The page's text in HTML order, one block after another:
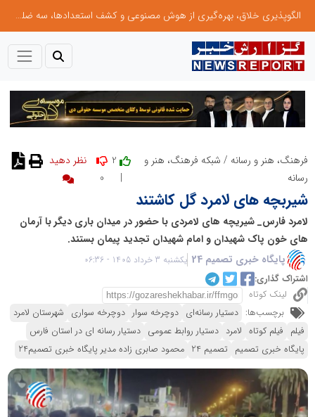
الگوپذیری خلاق، بهره‌گیری از هوش مصنوعی و کشف استعدادها، سه ضلع موفقیت جوانان کارآفرین
فرهنگ، هنر و رسانه / شبکه فرهنگ، هنر و
رسانه
2
|
0
شیربچه های لامرد گل کاشتند
لامرد فارس_ شیریچه های لامردی با حضور در میدان باری دیگر با آرمان
های خون پاک شهیدان و امام شهیدان تجدید پیمان بستند.
پایگاه خبری تصمیم 24
یکشنبه 3 خرداد 1405 - 06:36
اشتراک گذاری:
لینک کوتاه
برچسب‌ها: دستیار رسانه‌ای دوچرخه سوار دوچرخه سواری شهرستان لامرد
فیلم فیلم کوتاه لامرد دستیار روابط عمومی دستیار رسانه ای در استان فارس
پایگاه خبری تصمیم تصمیم 24 محمود صابری زاده مدیر پایگاه خبری تصمیم24